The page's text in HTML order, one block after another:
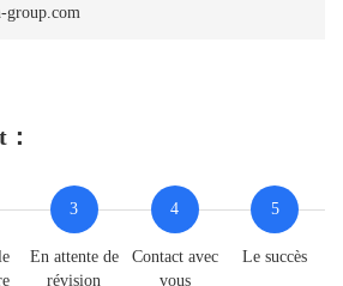
group.com
3
En attente de
révision
4
Contact avec
vous
5
Le succès